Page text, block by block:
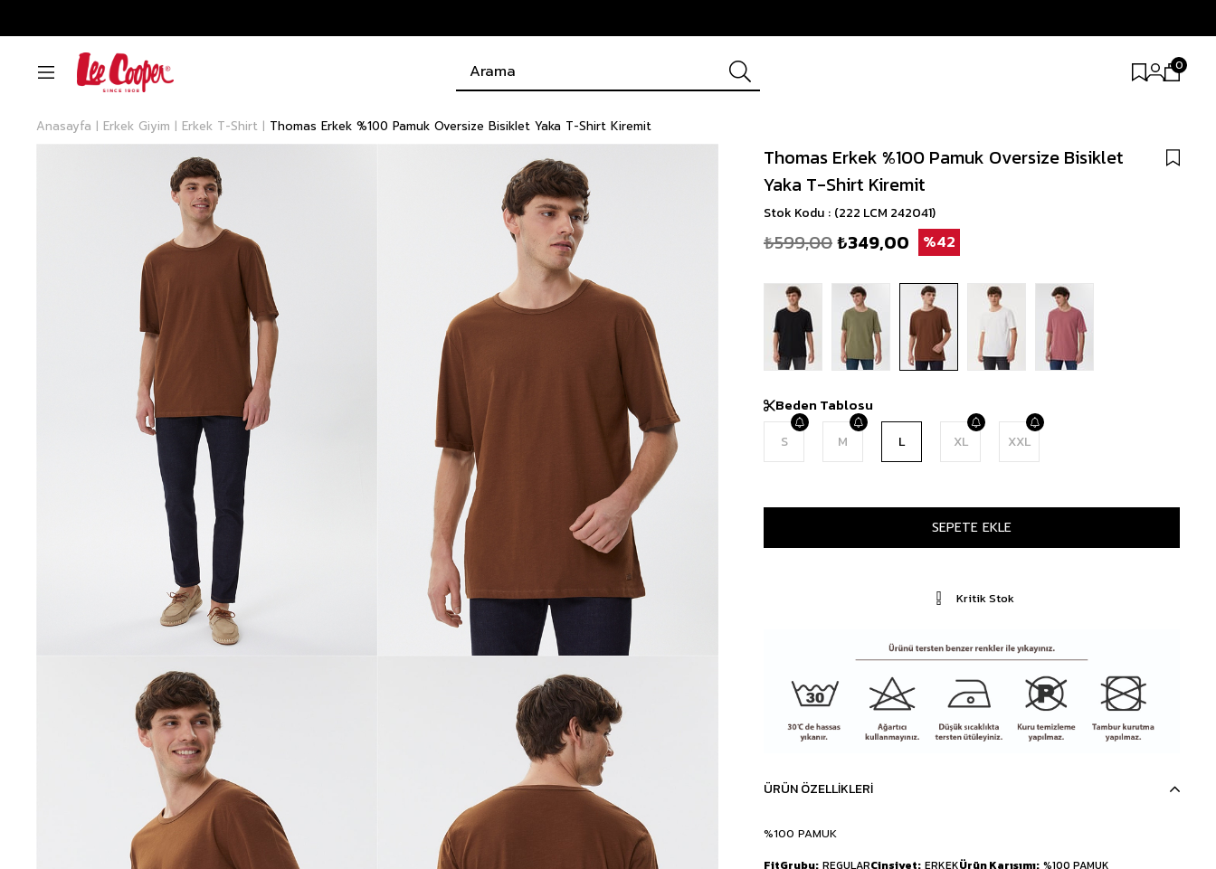
0
Anasayfa Erkek Giyim Erkek T-Shirt Thomas Erkek %100 Pamuk Oversize Bisiklet Yaka T-Shirt Kiremit
Thomas Erkek %100 Pamuk Oversize Bisiklet
Yaka T-Shirt Kiremit
Stok Kodu (222 LCM 242041)
₺599,00₺349,00 42
Beden Tablosu
S M L XL XXL
Kritik Stok
ÜRÜN ÖZELLIKLERI
%100 PAMUK
FitGrubu REGULARCinsiyet ERKEKÜrün Karışımı %100 PAMUK